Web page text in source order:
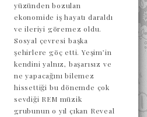
yüzünden bozulan
ekonomide iş hayatı daraldı
ve ileriyi göremez oldu.
Sosyal çevresi başka
şehirlere göç etti. Yeşim’in
kendini yalnız, başarısız ve
ne yapacağını bilemez
hissettiği bu dönemde çok
sevdiği REM müzik
grubunun o yıl çıkan Reveal